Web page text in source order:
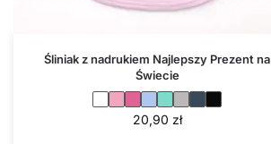
Śliniak z nadrukiem Najlepszy Prezent na
Świecie
20,90 zł